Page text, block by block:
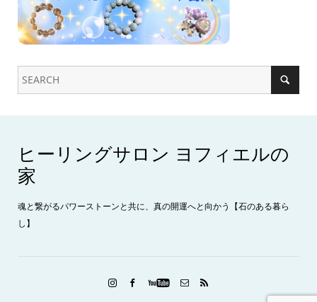
ヒーリングサロン ヨフィエルの
家
魂と繋がるパワーストーンと共に、真の開運へと向かう【石のある暮ら
し】